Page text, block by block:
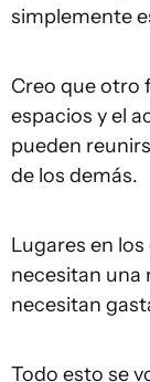
simplemente
Creo que otro
espacios y el
pueden
de los demás.
Lugares en
necesitan una
necesitan
Todo esto se